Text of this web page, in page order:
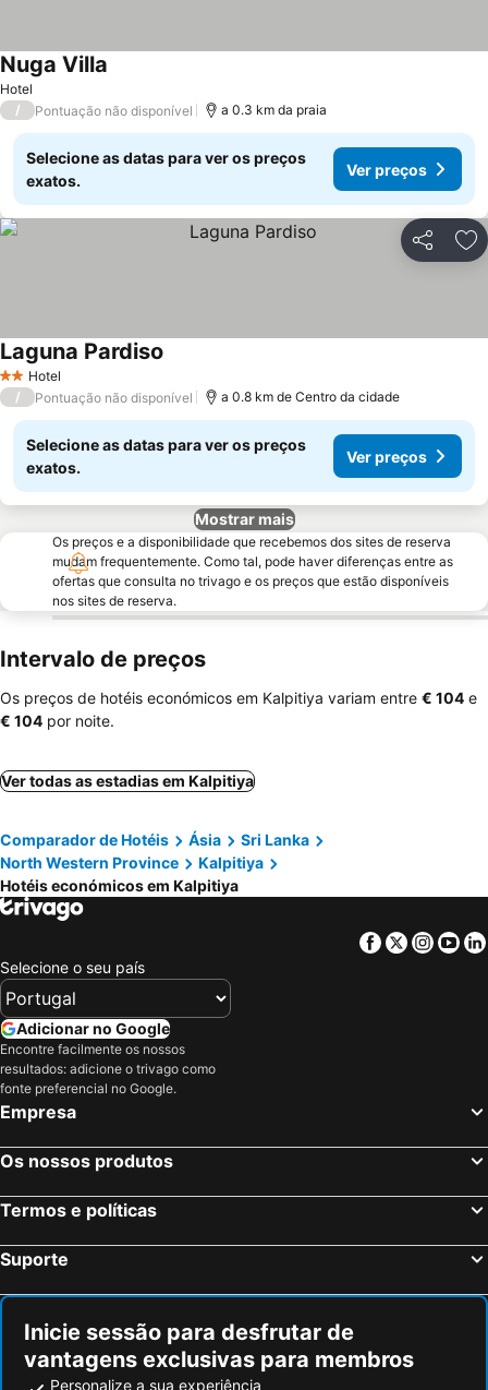
Hotel
Nuga Villa
/ Pontuação não disponível a 0.3 km da praia
Selecione as datas para ver os preços
exatos.
Ver preços
Partilhar
2 Estrelas
Hotel
Laguna Pardiso
/ Pontuação não disponível a 0.8 km de Centro da cidade
Selecione as datas para ver os preços
exatos.
Ver preços
Mostrar mais
Os preços e a disponibilidade que recebemos dos sites de reserva
mudam frequentemente. Como tal, pode haver diferenças entre as
ofertas que consulta no trivago e os preços que estão disponíveis
nos sites de reserva.
Intervalo de preços
Os preços de hotéis económicos em Kalpitiya variam entre ‎€ 104 e
‎€ 104 por noite.
Ver todas as estadias em Kalpitiya
Comparador de Hotéis Ásia
Sri Lanka
North Western Province
Kalpitiya
Hotéis económicos em Kalpitiya
Facebook
Twitter
Selecione o seu país
Adicionar no Google
Encontre facilmente os nossos
resultados: adicione o trivago como
fonte preferencial no Google.
Empresa
Os nossos produtos
Termos e políticas
Suporte
Inicie sessão para desfrutar de
vantagens exclusivas para membros
Personalize a sua experiência